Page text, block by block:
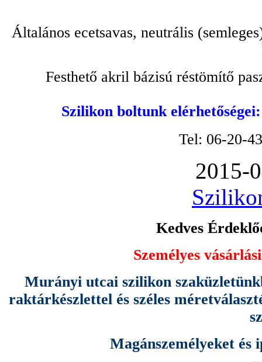
Általános ecetsavas, neutrális
Festhető akril bázisú réstömítő
Szilikon boltunk
Tel: 06-20-
2015-
Kedves
Személyes
Murányi utcai szilikon
raktárkészlettel és széles
Magánszemélyeket és